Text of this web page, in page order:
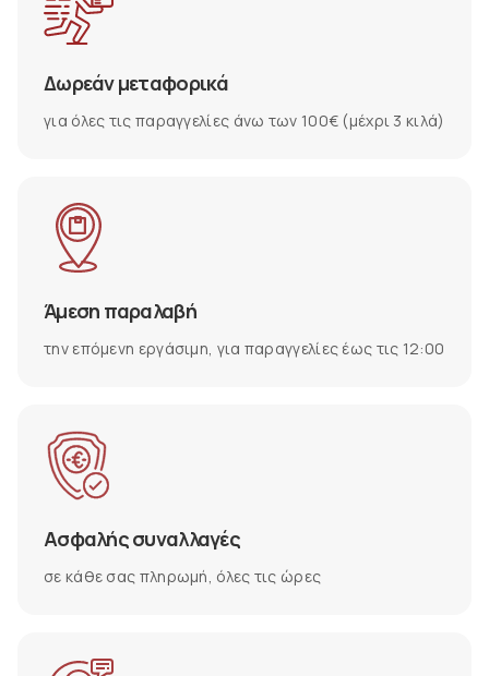
Δωρεάν μεταφορικά
για όλες τις παραγγελίες άνω των 100€ (μέχρι 3 κιλά)
Άμεση παραλαβή
την επόμενη εργάσιμη, για παραγγελίες έως τις 12:00
Ασφαλής συναλλαγές
σε κάθε σας πληρωμή, όλες τις ώρες